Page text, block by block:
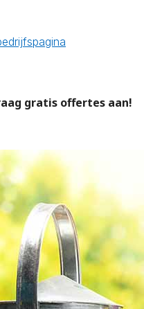
gratis offertes aan!